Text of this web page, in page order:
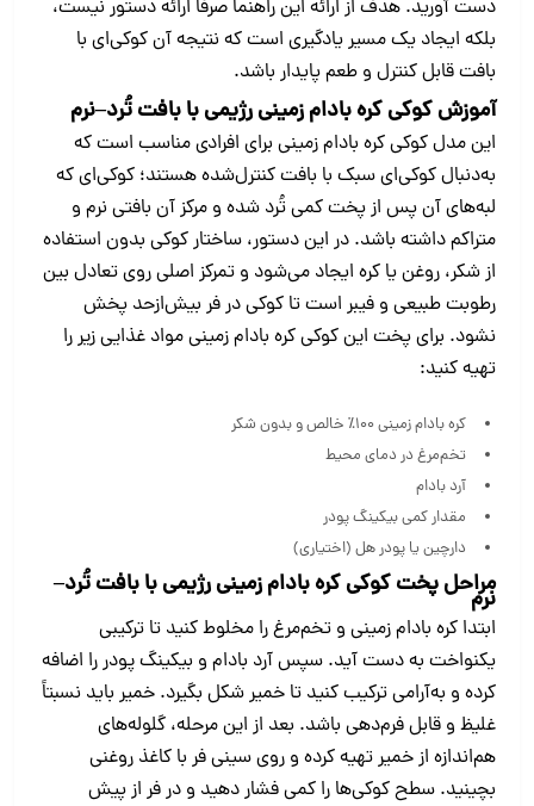
دست آورید. هدف از ارائه این راهنما صرفاً ارائه دستور نیست،
بلکه ایجاد یک مسیر یادگیری است که نتیجه آن کوکی‌ای با
بافت قابل کنترل و طعم پایدار باشد.
آموزش کوکی کره بادام زمینی رژیمی با بافت تُرد–نرم
این مدل کوکی کره بادام زمینی برای افرادی مناسب است که
به‌دنبال کوکی‌ای سبک با بافت کنترل‌شده هستند؛ کوکی‌ای که
لبه‌های آن پس از پخت کمی تُرد شده و مرکز آن بافتی نرم و
متراکم داشته باشد. در این دستور، ساختار کوکی بدون استفاده
از شکر، روغن یا کره ایجاد می‌شود و تمرکز اصلی روی تعادل بین
رطوبت طبیعی و فیبر است تا کوکی در فر بیش‌ازحد پخش
نشود. برای پخت این کوکی کره بادام زمینی مواد غذایی زیر را
تهیه کنید:
کره بادام زمینی ۱۰۰٪ خالص و بدون شکر
تخم‌مرغ در دمای محیط
آرد بادام
مقدار کمی بیکینگ پودر
دارچین یا پودر هل (اختیاری)
مراحل پخت کوکی کره بادام زمینی رژیمی با بافت تُرد–
نرم
ابتدا کره بادام زمینی و تخم‌مرغ را مخلوط کنید تا ترکیبی
یکنواخت به دست آید. سپس آرد بادام و بیکینگ پودر را اضافه
کرده و به‌آرامی ترکیب کنید تا خمیر شکل بگیرد. خمیر باید نسبتاً
غلیظ و قابل فرم‌دهی باشد. بعد از این مرحله، گلوله‌های
هم‌اندازه از خمیر تهیه کرده و روی سینی فر با کاغذ روغنی
بچینید. سطح کوکی‌ها را کمی فشار دهید و در فر از پیش